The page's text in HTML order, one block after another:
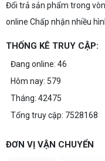
Đổi trả sản phẩm trong
online Chấp nhận nhiều
THỐNG KÊ TRUY CẬP:
Đang online: 46
Hôm nay: 579
Tháng: 42475
Tổng truy cập: 7528168
ĐƠN VỊ VẬN CHUYỂN